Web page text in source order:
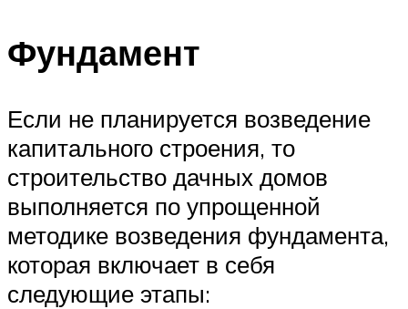
Фундамент
Если не планируется возведение
капитального строения, то
строительство дачных домов
выполняется по упрощенной
методике возведения фундамента,
которая включает в себя
следующие этапы: